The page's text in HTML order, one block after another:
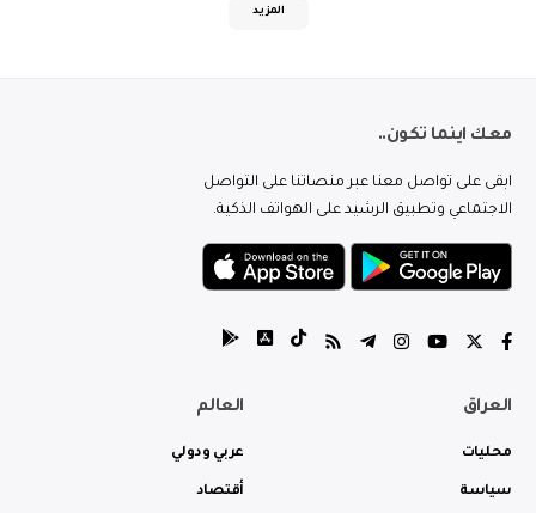
المزيد
معك اينما تكون..
ابقى على تواصل معنا عبر منصاتنا على التواصل
الاجتماعي وتطبيق الرشيد على الهواتف الذكية.
العراق
محليات
سياسة
العالم
عربي ودولي
أقتصاد